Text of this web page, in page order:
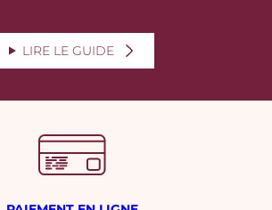
LIRE LE GUIDE